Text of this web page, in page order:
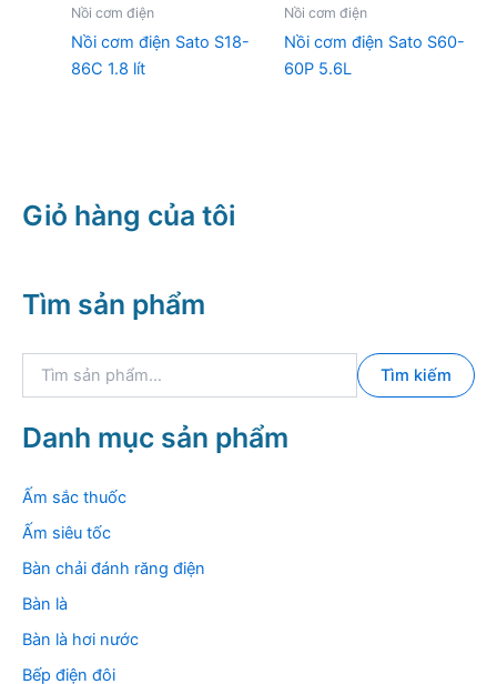
Nồi cơm điện
Nồi cơm điện Sato S18-
86C 1.8 lít
Nồi cơm điện
Nồi cơm điện Sato S60-
60P 5.6L
Giỏ hàng của tôi
Tìm sản phẩm
k
i
m
Tìm kiếm
Danh mục sản phẩm
Ấm sắc thuốc
Ấm siêu tốc
Bàn chải đánh răng điện
Bàn là
Bàn là hơi nước
Bếp điện đôi